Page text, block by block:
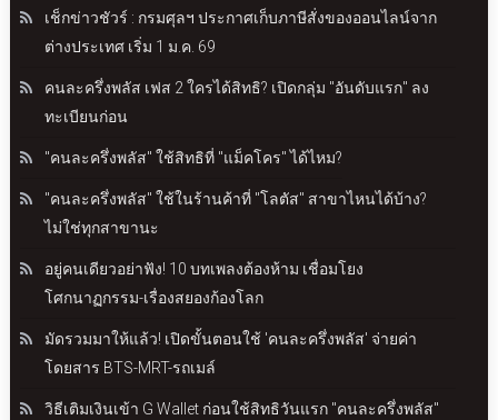
เช็กข่าวชัวร์ : กรมศุลฯ ประกาศเก็บภาษีสั่งของออนไลน์จาก
ต่างประเทศ เริ่ม 1 ม.ค. 69
คนละครึ่งพลัส เฟส 2 ใครได้สิทธิ? เปิดกลุ่ม "อันดับแรก" ลง
ทะเบียนก่อน
"คนละครึ่งพลัส" ใช้สิทธิที่ "แม็คโคร" ได้ไหม?
"คนละครึ่งพลัส" ใช้ในร้านค้าที่ "โลตัส" สาขาไหนได้บ้าง?
ไม่ใช่ทุกสาขานะ
อยู่คนเดียวอย่าฟัง! 10 บทเพลงต้องห้าม เชื่อมโยง
โศกนาฏกรรม-เรื่องสยองก้องโลก
มัดรวมมาให้แล้ว! เปิดขั้นตอนใช้ 'คนละครึ่งพลัส' จ่ายค่า
โดยสาร BTS-MRT-รถเมล์
วิธีเติมเงินเข้า G Wallet ก่อนใช้สิทธิวันแรก "คนละครึ่งพลัส"